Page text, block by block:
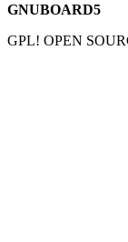
GNUBOARD5
GPL! OPEN